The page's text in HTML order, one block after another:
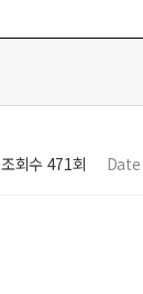
조회수 471회